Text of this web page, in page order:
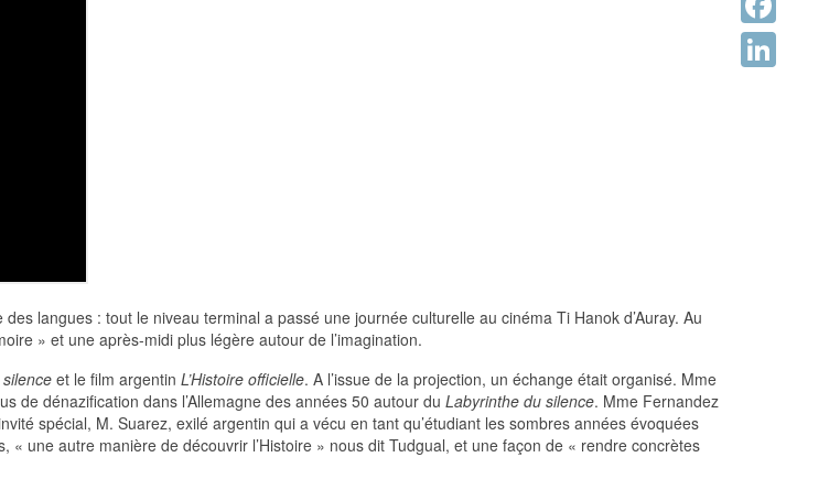
langues : tout le niveau terminal a passé une journée culturelle au cinéma Ti Hanok d’Auray. Au
» et une après-midi plus légère autour de l’imagination.
et le film argentin L’Histoire officielle. A l’issue de la projection, un échange était organisé. Mme
de dénazification dans l’Allemagne des années 50 autour du Labyrinthe du silence. Mme Fernandez
spécial, M. Suarez, exilé argentin qui a vécu en tant qu’étudiant les sombres années évoquées
« une autre manière de découvrir l’Histoire » nous dit Tudgual, et une façon de « rendre concrètes
Facebook